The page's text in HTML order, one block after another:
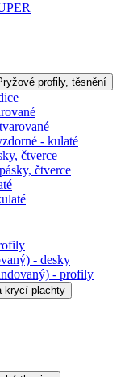
profily, těsnění
- kulaté
čtverce
čtverce
- desky
- profily
krycí plachty